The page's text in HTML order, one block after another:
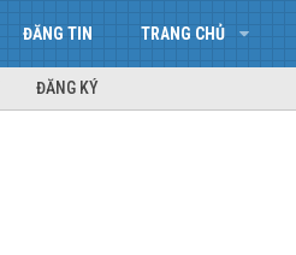
ĐĂNG TIN TRANG CHỦ
ĐĂNG KÝ